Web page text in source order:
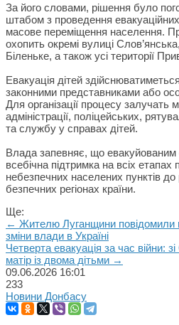
За його словами, рішення було
штабом з проведення
масове переміщення населення.
охопить окремі вулиці
Біленьке, а також усі території
Евакуація дітей
законними представниками або
Для організації процесу залучать
адміністрації, поліцейських,
та службу у справах дітей.
Влада запевняє, що евакуйованим
всебічна підтримка на всіх етапах
небезпечних населених пунктів
безпечних регіонах країни.
Ще:
← Жителю Луганщини повідомили
зміни влади в Україні
Четверта евакуація за час війни:
матір із двома дітьми →
09.06.2026 16:01
233
Новини Донбасу